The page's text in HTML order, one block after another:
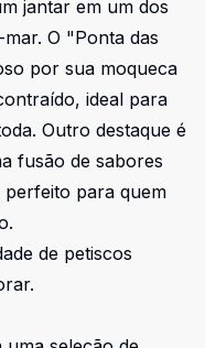
jantar em um dos
O "Ponta das
por sua moqueca
ideal para
Outro destaque é
fusão de sabores
para quem
de petiscos